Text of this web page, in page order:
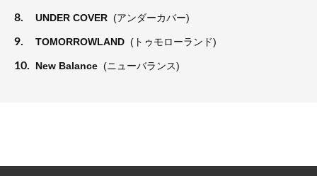
8. UNDER COVER (アンダーカバー)
9. TOMORROWLAND (トゥモローランド)
10. New Balance (ニューバランス)